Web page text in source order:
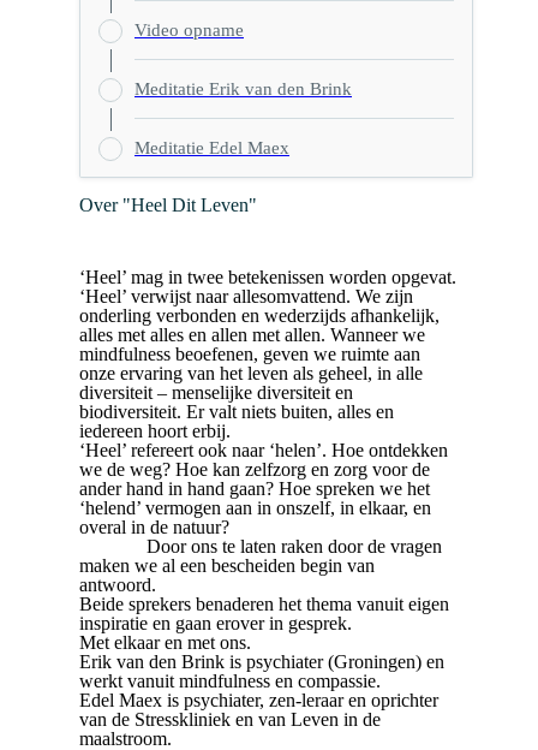
Video opname
Meditatie Erik van den Brink
Meditatie Edel Maex
Over "Heel Dit Leven"
‘Heel’ mag in twee betekenissen worden opgevat.
‘Heel’ verwijst naar allesomvattend. We zijn
onderling verbonden en wederzijds afhankelijk,
alles met alles en allen met allen. Wanneer we
mindfulness beoefenen, geven we ruimte aan
onze ervaring van het leven als geheel, in alle
diversiteit – menselijke diversiteit en
biodiversiteit. Er valt niets buiten, alles en
iedereen hoort erbij.
‘Heel’ refereert ook naar ‘helen’. Hoe ontdekken
we de weg? Hoe kan zelfzorg en zorg voor de
ander hand in hand gaan? Hoe spreken we het
‘helend’ vermogen aan in onszelf, in elkaar, en
overal in de natuur?
Door ons te laten raken door de vragen
maken we al een bescheiden begin van
antwoord.
Beide sprekers benaderen het thema vanuit eigen
inspiratie en gaan erover in gesprek.
Met elkaar en met ons.
Erik van den Brink is psychiater (Groningen) en
werkt vanuit mindfulness en compassie.
Edel Maex is psychiater, zen-leraar en oprichter
van de Stresskliniek en van Leven in de
maalstroom.